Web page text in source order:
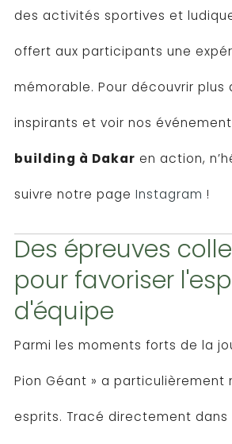
des activités sportives et
offert aux participants une
mémorable. Pour découvrir plus
inspirants et voir nos
building à Dakar en action,
suivre notre pageInstagram !
Des épreuves
pour favoriser
d'équipe
Parmi les moments forts de la
Pion Géant » a particulièrement
esprits. Tracé directement dans